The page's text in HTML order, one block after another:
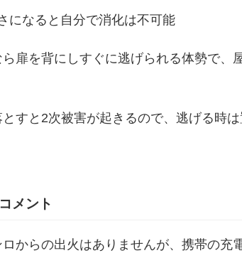
になると自分で消化は不可能
扉を背にしすぐに逃げられる体勢で、
すと2次被害が起きるので、逃げる時は
メント
からの出火はありませんが、携帯の充